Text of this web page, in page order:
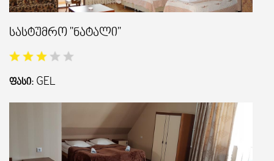
ᲒᲐᲜᲗᲐᲕᲡᲔᲑᲐ ᲓᲐ ᲙᲕᲔᲑᲐ
სასტუმრო "ნატალი"
ᲤᲐᲡᲘ: GEL